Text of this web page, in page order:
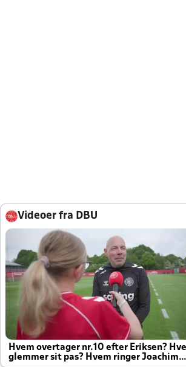
Videoer fra DBU
Hvem overtager nr.10 efter Eriksen?
glemmer sit pas? Hvem ringer Joachim